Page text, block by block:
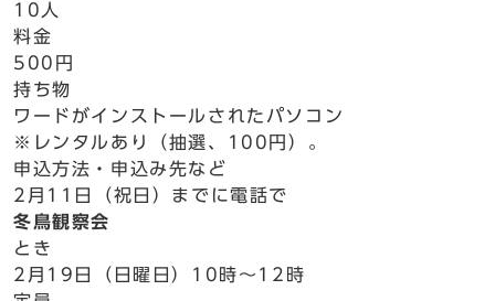
10人
料金
500円
持ち物
ワードがインストールされたパソコン
※レンタルあり（抽選、100円）。
申込方法・申込み先など
2月11日（祝日）までに電話で
冬鳥観察会
とき
2月19日（日曜日）10時～12時